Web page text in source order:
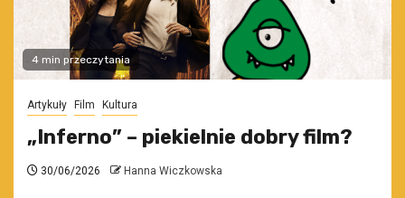
4 min przeczytania
Artykuły Film Kultura
„Inferno” – piekielnie dobry film?
30/06/2026 Hanna Wiczkowska